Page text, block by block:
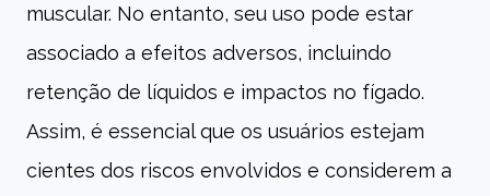
muscular. No entanto, seu uso pode estar
associado a efeitos adversos, incluindo
retenção de líquidos e impactos no fígado.
Assim, é essencial que os usuários estejam
cientes dos riscos envolvidos e considerem a